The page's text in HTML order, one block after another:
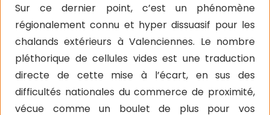
Sur ce dernier point, c’est un phénomène
régionalement connu et hyper dissuasif pour les
chalands extérieurs à Valenciennes. Le nombre
pléthorique de cellules vides est une traduction
directe de cette mise à l’écart, en sus des
difficultés nationales du commerce de proximité,
vécue comme un boulet de plus pour vos